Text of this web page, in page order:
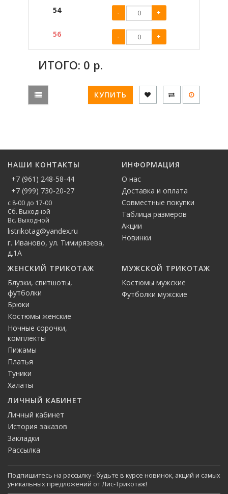
54 - +
56 - +
ИТОГО: 0 р.
КУПИТЬ
НАШИ КОНТАКТЫ
+7 (961) 248-58-44
+7 (999) 730-20-27
с 8-00 до 17-00
Сб. Выходной
Вс. Выходной
listrikotag@yandex.ru
г. Иваново, ул. Тимирязева,
д.1А
ИНФОРМАЦИЯ
О нас
Доставка и оплата
Совместные покупки
Таблица размеров
Акции
Новинки
ЖЕНСКИЙ ТРИКОТАЖ
Блузки, свитшоты,
футболки
Брюки
Костюмы женские
Ночные сорочки,
комплекты
Пижамы
Платья
Туники
Халаты
МУЖСКОЙ ТРИКОТАЖ
Костюмы мужские
Футболки мужские
ЛИЧНЫЙ КАБИНЕТ
Личный кабинет
История заказов
Закладки
Рассылка
Подпишитесь на рассылку - будьте в курсе новинок, акций и самых
уникальных предложений от Лис-Трикотаж!